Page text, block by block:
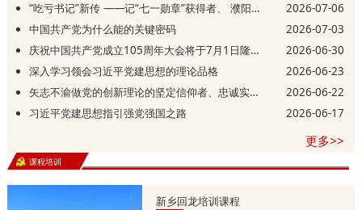
“吃亏书记”新传 ——记“七一勋章”获得者、 濮阳县庆祖镇西辛庄村党支部书记李连成
2026-07-06
中国共产党为什么能的关键密码
2026-07-03
庆祝中国共产党成立105周年大会将于7月1日隆重举行
2026-06-30
深入学习领会习近平党建思想的理论品格
2026-06-23
矢志不渝做党的创新理论的坚定信仰者、忠诚实践者
2026-06-22
习近平党建思想指引强党强国之路
2026-06-17
更多>>
课程培训
新乡回龙培训课程